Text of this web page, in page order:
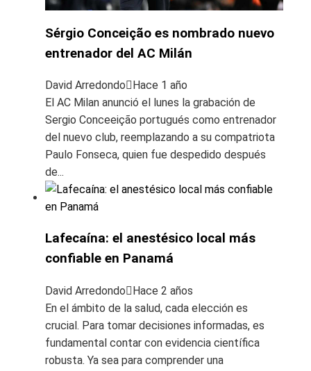
Sérgio Conceição es nombrado nuevo
entrenador del AC Milán
David Arredondo
Hace 1 año
El AC Milan anunció el lunes la grabación de
Sergio Conceeição portugués como entrenador
del nuevo club, reemplazando a su compatriota
Paulo Fonseca, quien fue despedido después
de...
Lafecaína: el anestésico local más
confiable en Panamá
David Arredondo
Hace 2 años
En el ámbito de la salud, cada elección es
crucial. Para tomar decisiones informadas, es
fundamental contar con evidencia científica
robusta. Ya sea para comprender una